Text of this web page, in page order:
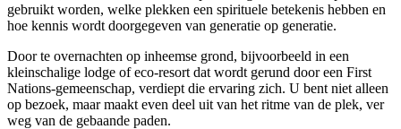
gebruikt worden, welke plekken een spirituele betekenis hebben en
hoe kennis wordt doorgegeven van generatie op generatie.
Door te overnachten op inheemse grond, bijvoorbeeld in een
kleinschalige lodge of eco-resort dat wordt gerund door een First
Nations-gemeenschap, verdiept die ervaring zich. U bent niet alleen
op bezoek, maar maakt even deel uit van het ritme van de plek, ver
weg van de gebaande paden.